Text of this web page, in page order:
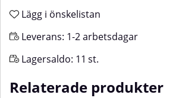
Lägg i önskelistan
Leverans: 1-2 arbetsdagar
Lagersaldo: 11 st.
Relaterade produkter